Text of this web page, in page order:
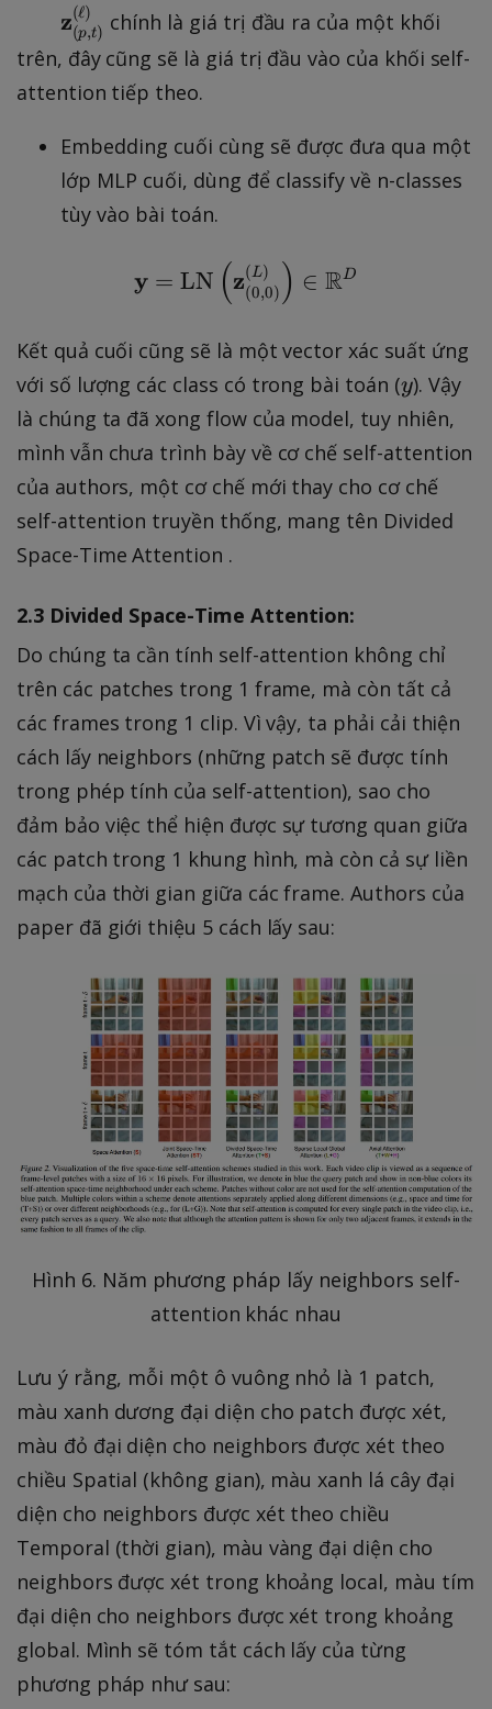
\
m
a
t
h
b
f{
z
p,
t)
}
^
(
\
el
}
z(p,t)
(ℓ)
chính là giá trị đầu ra của một khối
trên, đây cũng sẽ là giá trị đầu vào của khối self-
attention tiếp theo.
Embedding cuối cùng sẽ được đưa qua một
lớp MLP cuối, dùng để classify về n-classes
tùy vào bài toán.
y = LN (z(0,0)
( L) ) ∈ RD
Kết quả cuối cũng sẽ là một vector xác suất ứng
với số lượng các class có trong bài toán (y
y). Vậy
là chúng ta đã xong flow của model, tuy nhiên,
mình vẫn chưa trình bày về cơ chế self-attention
của authors, một cơ chế mới thay cho cơ chế
self-attention truyền thống, mang tên Divided
Space-Time Attention .
2.3 Divided Space-Time Attention:
Do chúng ta cần tính self-attention không chỉ
trên các patches trong 1 frame, mà còn tất cả
các frames trong 1 clip. Vì vậy, ta phải cải thiện
cách lấy neighbors (những patch sẽ được tính
trong phép tính của self-attention), sao cho
đảm bảo việc thể hiện được sự tương quan giữa
các patch trong 1 khung hình, mà còn cả sự liền
mạch của thời gian giữa các frame. Authors của
paper đã giới thiệu 5 cách lấy sau:
Hình 6. Năm phương pháp lấy neighbors self-
attention khác nhau
Lưu ý rằng, mỗi một ô vuông nhỏ là 1 patch,
màu xanh dương đại diện cho patch được xét,
màu đỏ đại diện cho neighbors được xét theo
chiều Spatial (không gian), màu xanh lá cây đại
diện cho neighbors được xét theo chiều
Temporal (thời gian), màu vàng đại diện cho
neighbors được xét trong khoảng local, màu tím
đại diện cho neighbors được xét trong khoảng
global. Mình sẽ tóm tắt cách lấy của từng
phương pháp như sau: